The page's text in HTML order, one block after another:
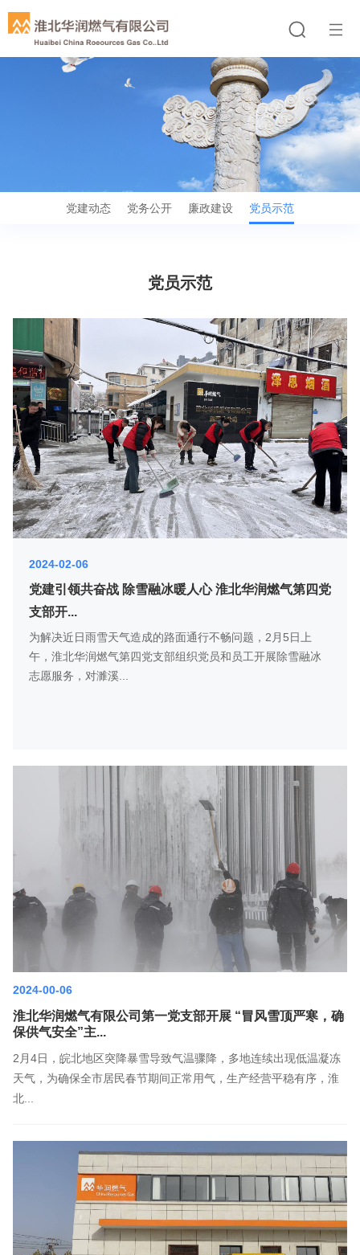
党建动态 党务公开 廉政建设 党员示范
党员示范
2024-02-06
党建引领共奋战 除雪融冰暖人心 淮北华润燃气第四党
支部开...
为解决近日雨雪天气造成的路面通行不畅问题，2月5日上
午，淮北华润燃气第四党支部组织党员和员工开展除雪融冰
志愿服务，对濉溪...
2024-00-06
淮北华润燃气有限公司第一党支部开展 “冒风雪顶严寒，确
保供气安全”主...
2月4日，皖北地区突降暴雪导致气温骤降，多地连续出现低温凝冻
天气，为确保全市居民春节期间正常用气，生产经营平稳有序，淮
北...